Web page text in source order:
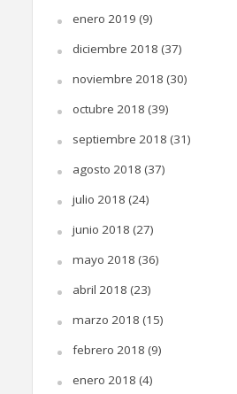
enero 2019 (9)
diciembre 2018 (37)
noviembre 2018 (30)
octubre 2018 (39)
septiembre 2018 (31)
agosto 2018 (37)
julio 2018 (24)
junio 2018 (27)
mayo 2018 (36)
abril 2018 (23)
marzo 2018 (15)
febrero 2018 (9)
enero 2018 (4)